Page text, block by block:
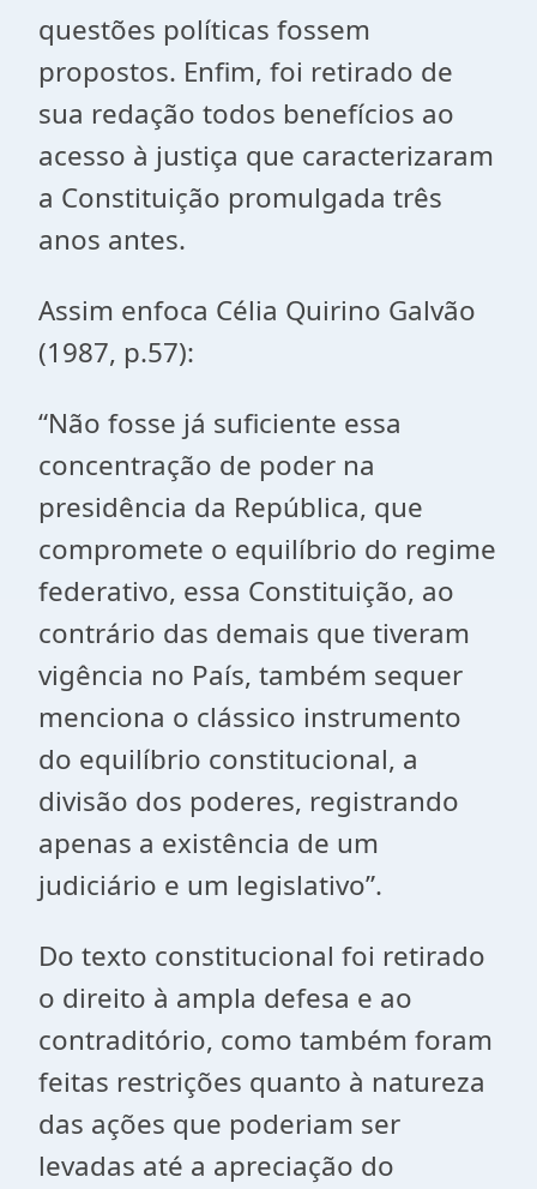
questões políticas fossem
propostos. Enfim, foi retirado de
sua redação todos benefícios ao
acesso à justiça que caracterizaram
a Constituição promulgada três
anos antes.
Assim enfoca Célia Quirino Galvão
(1987, p.57):
“Não fosse já suficiente essa
concentração de poder na
presidência da República, que
compromete o equilíbrio do regime
federativo, essa Constituição, ao
contrário das demais que tiveram
vigência no País, também sequer
menciona o clássico instrumento
do equilíbrio constitucional, a
divisão dos poderes, registrando
apenas a existência de um
judiciário e um legislativo”.
Do texto constitucional foi retirado
o direito à ampla defesa e ao
contraditório, como também foram
feitas restrições quanto à natureza
das ações que poderiam ser
levadas até a apreciação do